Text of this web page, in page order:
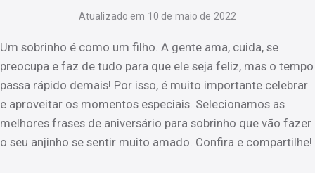
Atualizado em 10 de maio de 2022
Um sobrinho é como um filho. A gente ama, cuida, se
preocupa e faz de tudo para que ele seja feliz, mas o tempo
passa rápido demais! Por isso, é muito importante celebrar
e aproveitar os momentos especiais. Selecionamos as
melhores frases de aniversário para sobrinho que vão fazer
o seu anjinho se sentir muito amado. Confira e compartilhe!